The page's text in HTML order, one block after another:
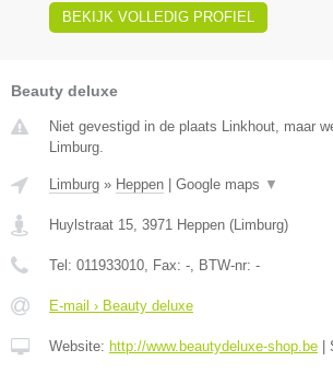
BEKIJK VOLLEDIG PROFIEL
Beauty deluxe
Niet gevestigd in de plaats Linkhout, maar
Limburg.
Limburg » Heppen Google maps ▼
Huylstraat 15, 3971 Heppen (Limburg)
Tel: 011933010, Fax: -, BTW-nr: -
E-mail › Beauty deluxe
Website: http://www.beautydeluxe-shop.be